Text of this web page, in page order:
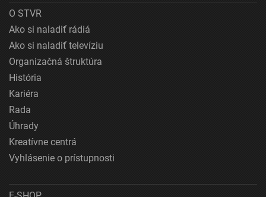
O STVR
Ako si naladiť rádiá
Ako si naladiť televíziu
Organizačná štruktúra
História
Kariéra
Rada
Úhrady
Kreatívne centrá
Vyhlásenie o prístupnosti